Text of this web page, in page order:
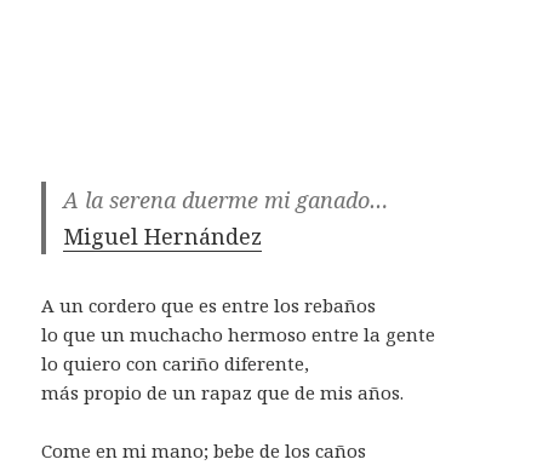
A la serena duerme mi ganado…
Miguel Hernández
A un cordero que es entre los rebaños
lo que un muchacho hermoso entre la gente
lo quiero con cariño diferente,
más propio de un rapaz que de mis años.
Come en mi mano; bebe de los caños